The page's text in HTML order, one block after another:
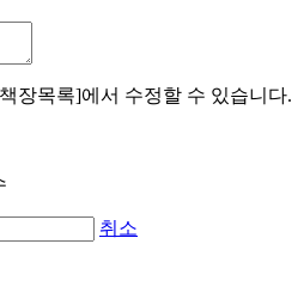
장목록]에서 수정할 수 있습니다.
취소